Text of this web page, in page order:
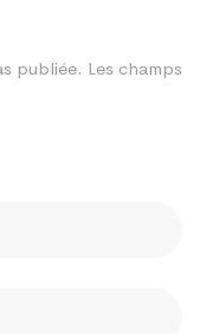
publiée. Les champs